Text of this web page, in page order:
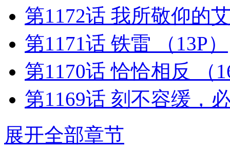
第1172话 我所敬仰的
第1171话 铁雷
（13P）
第1170话 恰恰相反
（
第1169话 刻不容缓，
展开全部章节